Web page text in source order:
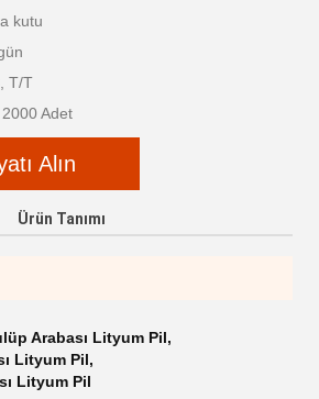
kutu
T/T
Adet
Alın
Ürün Tanımı
Arabası Lityum Pil,
Lityum Pil,
Lityum Pil